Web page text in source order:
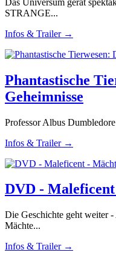
STRANGE...
Infos & Trailer →
Phantastische
Geheimnisse
Professor Albus
Infos & Trailer →
DVD -
Die Geschichte geht weiter
Mächte...
Infos & Trailer →